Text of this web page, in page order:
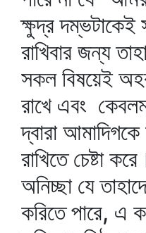
ক্ষুদ্র দম্ভটাকেই
রাখিবার জন্য
সকল বিষয়েই
রাখে এবং
দ্বারা
রাখিতে চেষ্টা
অনিচ্ছা যে
করিতে পারে, এ